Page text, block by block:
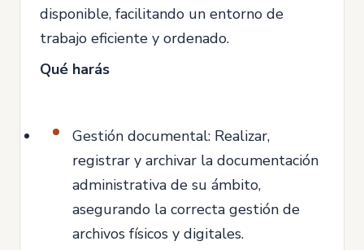
disponible, facilitando un entorno de
trabajo eficiente y ordenado.
Qué harás
Gestión documental: Realizar,
registrar y archivar la documentación
administrativa de su ámbito,
asegurando la correcta gestión de
archivos físicos y digitales.